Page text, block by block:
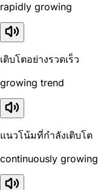
rapidly growing
เติบโตอย่างรวดเร็ว
growing trend
แนวโน้มที่กำลังเติบโต
continuously growing